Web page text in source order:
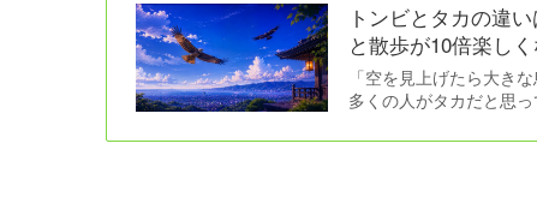
トンビとタカの違
と散歩が10倍楽し
「空を見上げたら大き
多くの人がタカだと思